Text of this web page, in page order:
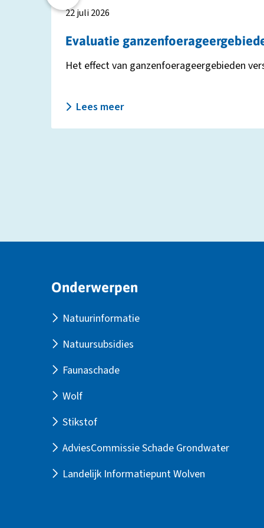
Evaluatie
22 juli 2026
Het effect van ganzenfoerageergebieden
Lees meer
Onderwerpen
Natuurinformatie
Natuursubsidies
Faunaschade
Wolf
Stikstof
AdviesCommissie Schade Grondwater
Landelijk Informatiepunt Wolven